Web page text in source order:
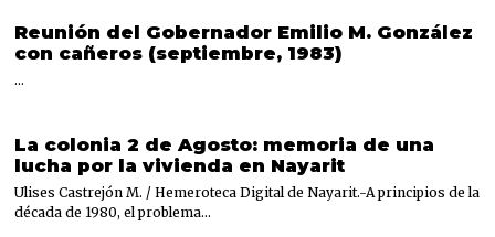
Reunión del Gobernador Emilio M. González
con cañeros (septiembre, 1983)
…
La colonia 2 de Agosto: memoria de una
lucha por la vivienda en Nayarit
Ulises Castrejón M. / Hemeroteca Digital de Nayarit.-A principios de la
década de 1980, el problema…